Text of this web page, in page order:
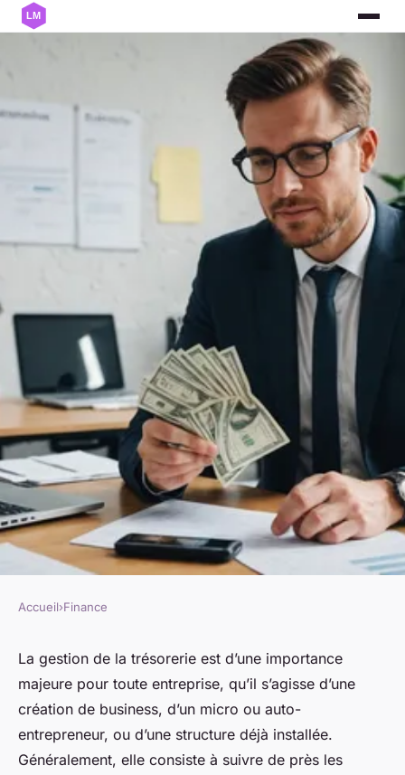
Micro-entrepreneur : conseils
pratiques sur la gestion de
trésorerie
admin•14 septembre 2025•5 min de lecture
Accueil›Finance
La gestion de la trésorerie est d’une importance
majeure pour toute entreprise, qu’il s’agisse d’une
création de business, d’un micro ou auto-
entrepreneur, ou d’une structure déjà installée.
Généralement, elle consiste à suivre de près les